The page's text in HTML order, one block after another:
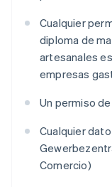
Cualquier
diploma de
artesanales
empresas
Un permiso
Cualquier
Comercio)